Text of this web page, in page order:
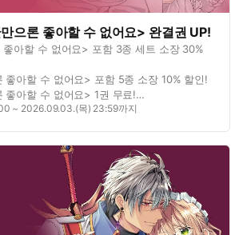
론 좋아할 수 없어요> 완결권 UP!
좋아할 수 없어요> 포함 3종 세트 소장 30%
좋아할 수 없어요> 포함 5종 소장 10% 할인!
좋아할 수 없어요> 1권 무료!
아할 수 없어요> 연재 포함 3종 총 11화
~ 2026.09.03.(목) 23:59까지